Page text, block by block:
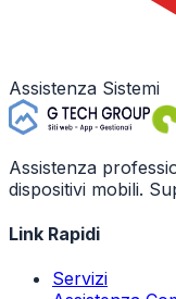
Assistenza Sistemi
Assistenza
dispositivi mobili.
Link Rapidi
Servizi